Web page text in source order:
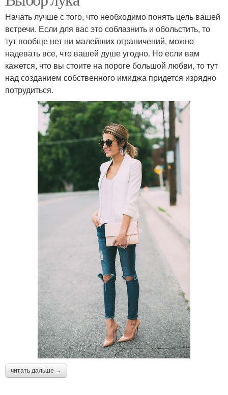
Начать лучше с того, что необходимо понять цель вашей
встречи. Если для вас это соблазнить и обольстить, то
тут вообще нет ни малейших ограничений, можно
надевать все, что вашей душе угодно. Но если вам
кажется, что вы стоите на пороге большой любви, то тут
над созданием собственного имиджа придется изрядно
потрудиться.
читать дальше →